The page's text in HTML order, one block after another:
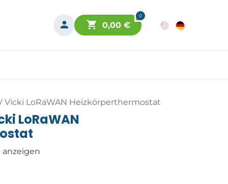
0
0,00€
Vicki LoRaWAN Heizkörperthermostat
LoRaWAN
anzeigen